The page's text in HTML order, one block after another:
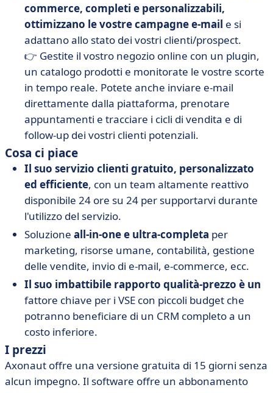
commerce, completi e personalizzabili,
ottimizzano le vostre campagne e-mail e si
adattano allo stato dei vostri clienti/prospect.
👉 Gestite il vostro negozio online con un plugin,
un catalogo prodotti e monitorate le vostre scorte
in tempo reale. Potete anche inviare e-mail
direttamente dalla piattaforma, prenotare
appuntamenti e tracciare i cicli di vendita e di
follow-up dei vostri clienti potenziali.
Cosa ci piace
Il suo servizio clienti gratuito, personalizzato
ed efficiente, con un team altamente reattivo
disponibile 24 ore su 24 per supportarvi durante
l'utilizzo del servizio.
Soluzione all-in-one e ultra-completa per
marketing, risorse umane, contabilità, gestione
delle vendite, invio di e-mail, e-commerce, ecc.
Il suo imbattibile rapporto qualità-prezzo è un
fattore chiave per i VSE con piccoli budget che
potranno beneficiare di un CRM completo a un
costo inferiore.
I prezzi
Axonaut offre una versione gratuita di 15 giorni senza
alcun impegno. Il software offre un abbonamento